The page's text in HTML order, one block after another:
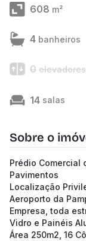
608 m²
4 banheiros
0 elevadores
14 salas
Sobre o
Prédio Comercial
Pavimentos
Localização
Aeroporto da
Empresa, toda
Vidro e Painéis
Área 250m2, 16